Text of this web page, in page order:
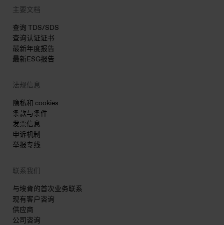
主要文档
查询 TDS/SDS
查询认证证书
最新年度报告
最新ESG报告
法规信息
隐私和 cookies
条款与条件
发票信息
申诉机制
举报专线
联系我们
与埃肯的首次业务联系
现有客户咨询
供应商
公司咨询